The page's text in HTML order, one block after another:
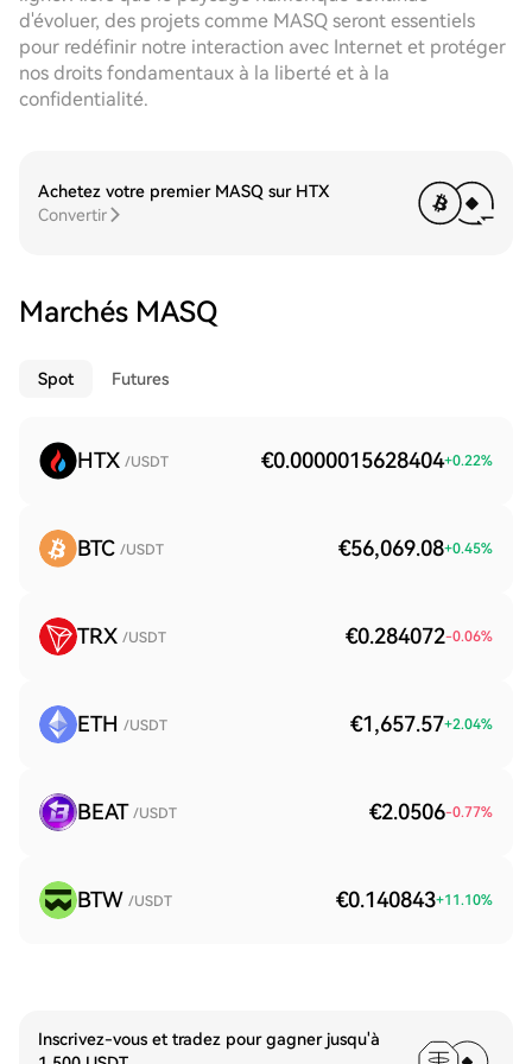
d'évoluer, des projets comme MASQ seront essentiels
pour redéfinir notre interaction avec Internet et protéger
nos droits fondamentaux à la liberté et à la
confidentialité.
Achetez votre premier MASQ sur HTX
Convertir
Marchés MASQ
Spot Futures
HTX /USDT €0.0000015628404+0.22%
BTC /USDT €56,069.08+0.45%
TRX /USDT €0.284072-0.06%
ETH /USDT €1,657.57+2.04%
BEAT /USDT €2.0506-0.77%
BTW /USDT €0.140843+11.10%
Inscrivez-vous et tradez pour gagner jusqu'à